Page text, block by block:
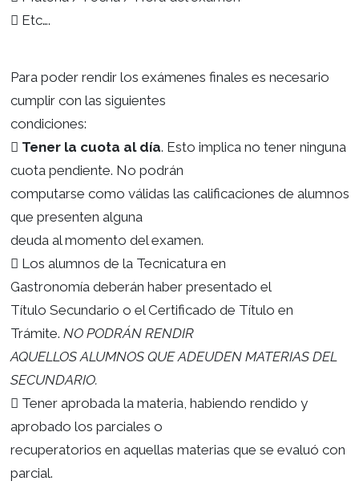
Carrera:
Teléfono:
 Materia / Fecha / Hora del examen
 Materia / Fecha / Hora del examen
 Etc….
Para poder rendir los exámenes finales es
condiciones:
Tener la cuota al día. Esto implica no tener
cuota pendiente. No podrán
computarse como válidas las calificaciones de
que presenten alguna
deuda al momento del examen.
 Los alumnos de la Tecnicatura en